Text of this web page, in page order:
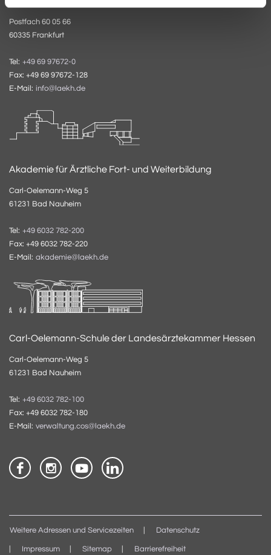
Postfach 60 05 66
60335 Frankfurt
Tel: +49 69 97672-0
Fax: +49 69 97672-128
E-Mail: info@laekh.de
Akademie für Ärztliche Fort- und Weiterbildung
Carl-Oelemann-Weg 5
61231 Bad Nauheim
Tel: +49 6032 782-200
Fax: +49 6032 782-220
E-Mail: akademie@laekh.de
Carl-Oelemann-Schule der Landesärztekammer Hessen
Carl-Oelemann-Weg 5
61231 Bad Nauheim
Tel: +49 6032 782-100
Fax: +49 6032 782-180
E-Mail: verwaltung.cos@laekh.de
Weitere Adressen und Servicezeiten Datenschutz
Impressum Sitemap Barrierefreiheit